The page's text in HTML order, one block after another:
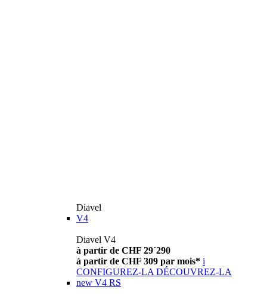
Diavel
V4
Diavel V4
à partir de CHF 29´290
à partir de CHF 309 par mois* i
CONFIGUREZ-LA DÉCOUVREZ-LA
new V4 RS